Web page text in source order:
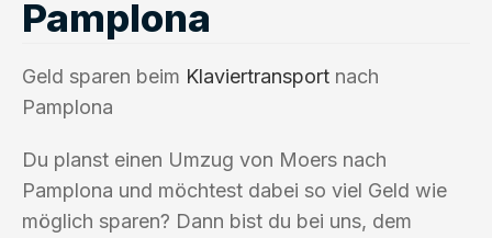
Pamplona
Geld sparen beim Klaviertransport nach
Pamplona
Du planst einen Umzug von Moers nach
Pamplona und möchtest dabei so viel Geld wie
möglich sparen? Dann bist du bei uns, dem